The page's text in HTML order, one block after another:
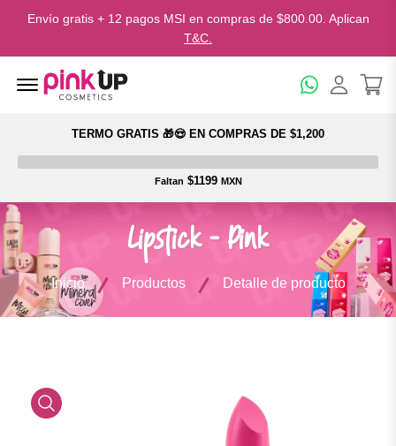
Envío gratis + 12 pagos MSI en compras de $800.00. Aplican
T&C.
Menu Open
TERMO GRATIS 🎁😍 EN COMPRAS DE $1,200
Faltan $1199 MXN
Lipstick - Pink
Inicio Productos Detalle de producto